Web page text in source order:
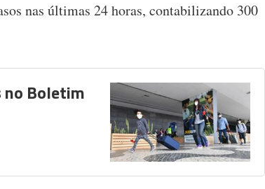
nas últimas 24 horas, contabilizando 300
no Boletim